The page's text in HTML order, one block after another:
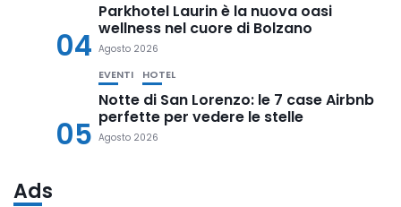
04
Parkhotel Laurin è la nuova oasi
wellness nel cuore di Bolzano
Agosto 2026
05
EVENTI HOTEL
Notte di San Lorenzo: le 7 case Airbnb
perfette per vedere le stelle
Agosto 2026
Ads